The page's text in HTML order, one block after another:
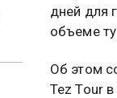
дней для
объеме
Об этом
Tez Tour